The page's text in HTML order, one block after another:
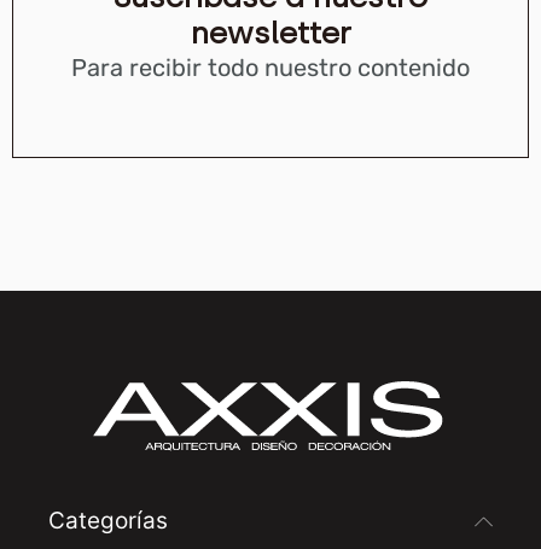
newsletter
Para recibir todo nuestro contenido
Categorías